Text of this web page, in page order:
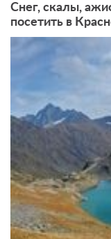
Снег, скалы,
посетить в